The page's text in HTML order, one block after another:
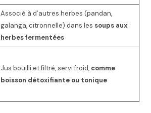
Associé à d’autres herbes (pandan,
galanga, citronnelle) dans les soups aux
herbes fermentées
Jus bouilli et filtré, servi froid, comme
boisson détoxifiante ou tonique